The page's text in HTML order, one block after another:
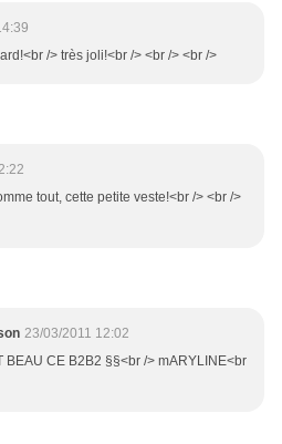
/> très joli!<br /> <br /> <br />
tout, cette petite veste!<br /> <br />
23/03/2011 12:02
BEAU CE B2B2 §§<br /> mARYLINE<br